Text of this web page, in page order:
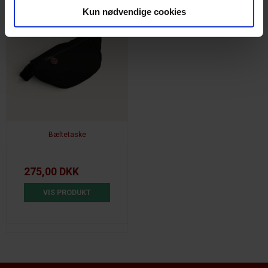
Kun nødvendige cookies
Bæltetaske
275,00 DKK
VIS PRODUKT